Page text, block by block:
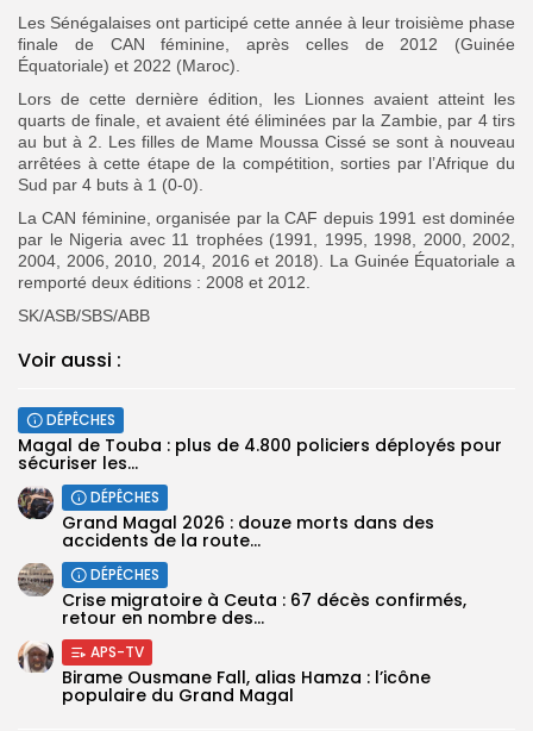
Les Sénégalaises ont participé cette année à leur troisième phase
finale de CAN féminine, après celles de 2012 (Guinée
Équatoriale) et 2022 (Maroc).
Lors de cette dernière édition, les Lionnes avaient atteint les
quarts de finale, et avaient été éliminées par la Zambie, par 4 tirs
au but à 2. Les filles de Mame Moussa Cissé se sont à nouveau
arrêtées à cette étape de la compétition, sorties par l’Afrique du
Sud par 4 buts à 1 (0-0).
La CAN féminine, organisée par la CAF depuis 1991 est dominée
par le Nigeria avec 11 trophées (1991, 1995, 1998, 2000, 2002,
2004, 2006, 2010, 2014, 2016 et 2018). ‎La Guinée Équatoriale a
remporté deux éditions : 2008 et 2012.
SK/ASB/SBS/ABB
Voir aussi :
DÉPÊCHES
Magal de Touba : plus de 4.800 policiers déployés pour
sécuriser les...
DÉPÊCHES
Grand Magal 2026 : douze morts dans des
accidents de la route...
DÉPÊCHES
Crise migratoire à Ceuta : 67 décès confirmés,
retour en nombre des...
APS-TV
Birame Ousmane Fall, alias Hamza : l’icône
populaire du Grand Magal